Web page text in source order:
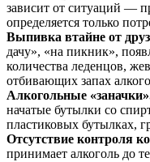
зависит от ситуаций —
определяется только
Выпивка втайне от
дачу», «на пикник»,
количества леденцов,
отбивающих запах
Алкогольные
начатые бутылки со
пластиковых бутылках,
Отсутствие контроля
принимает алкоголь до